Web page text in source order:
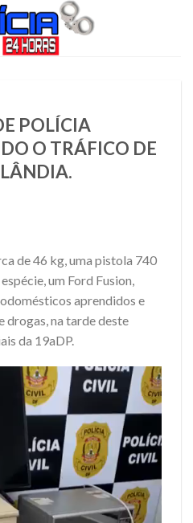
POLÍCIA
O TRÁFICO DE
de 46 kg, uma pistola 740
um Ford Fusion,
aprendidos e
drogas, na tarde deste
da 19aDP.